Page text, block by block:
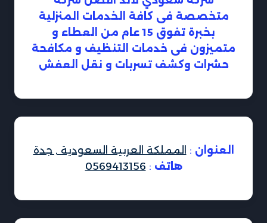
متخصصة فى كافة الخدمات المنزلية
بخبرة تفوق 15 عام من العطاء و
متميزون فى خدمات التنظيف و مكافحة
حشرات وكشف تسربات و نقل العفش
العنوان : المملكة العربية السعودية , جدة
هاتف :
0569413156